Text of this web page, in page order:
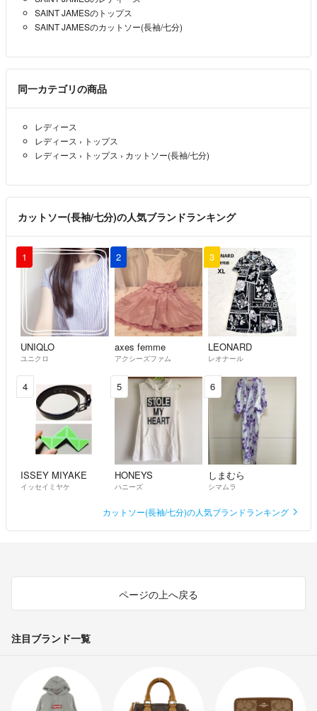
SAINT JAMESのトップス
SAINT JAMESのカットソー(長袖/七分)
同一カテゴリの商品
レディース
レディース › トップス
レディース › トップス › カットソー(長袖/七分)
カットソー(長袖/七分)の人気ブランドランキング
1
UNIQLO
ユニクロ
2
axes femme
アクシーズファム
3
LEONARD
レオナール
4
ISSEY MIYAKE
イッセイミヤケ
5
HONEYS
ハニーズ
6
しまむら
シマムラ
カットソー(長袖/七分)の人気ブランドランキング
ページの上へ戻る
注目ブランド一覧